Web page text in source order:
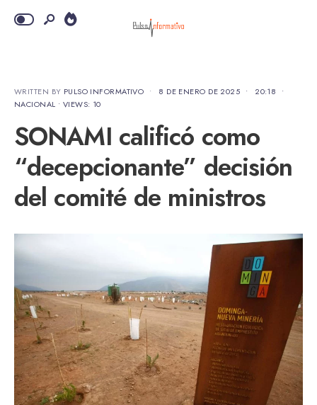
WRITTEN BY PULSO INFORMATIVO • 8 DE ENERO DE 2025 • 20:18
•
NACIONAL • VIEWS: 10
SONAMI calificó como
“decepcionante” decisión
del comité de ministros